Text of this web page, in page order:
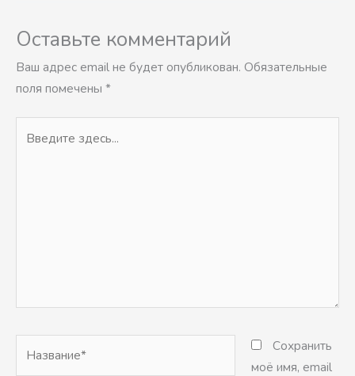
Оставьте комментарий
Ваш адрес email не будет опубликован. Обязательные
поля помечены *
здесь...
Сохранить
моё имя, email